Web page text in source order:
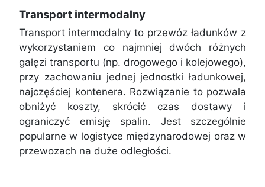
Transport intermodalny
Transport intermodalny to przewóz ładunków z
wykorzystaniem co najmniej dwóch różnych
gałęzi transportu (np. drogowego i kolejowego),
przy zachowaniu jednej jednostki ładunkowej,
najczęściej kontenera. Rozwiązanie to pozwala
obniżyć koszty, skrócić czas dostawy i
ograniczyć emisję spalin. Jest szczególnie
popularne w logistyce międzynarodowej oraz w
przewozach na duże odległości.